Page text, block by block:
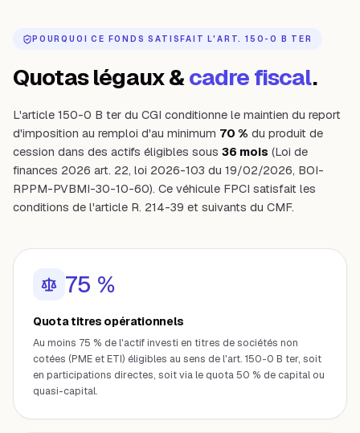
POURQUOI CE FONDS SATISFAIT L'ART. 150-0 B TER
Quotas légaux &cadre fiscal.
L'article 150-0 B ter du CGI conditionne le maintien du report
d'imposition au remploi d'au minimum 70 % du produit de
cession dans des actifs éligibles sous 36 mois (Loi de
finances 2026 art. 22, loi 2026-103 du 19/02/2026, BOI-
RPPM-PVBMI-30-10-60). Ce véhicule FPCI satisfait les
conditions de l'article R. 214-39 et suivants du CMF.
75 %
Quota titres opérationnels
Au moins 75 % de l'actif investi en titres de sociétés non
cotées (PME et ETI) éligibles au sens de l'art. 150-0 B ter, soit
en participations directes, soit via le quota 50 % de capital ou
quasi-capital.